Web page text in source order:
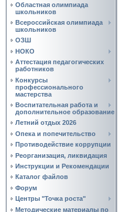
Областная олимпиада
школьников
Всероссийская олимпиада
школьников
ОЗШ
НОКО
Аттестация педагогических
работников
Конкурсы
профессионального
мастерства
Воспитательная работа и
дополнительное образование
Летний отдых 2026
Опека и попечительство
Противодействие коррупции
Реорганизация, ликвидация
Инструкции и Рекомендации
Каталог файлов
Форум
Центры "Точка роста"
Методические материалы по